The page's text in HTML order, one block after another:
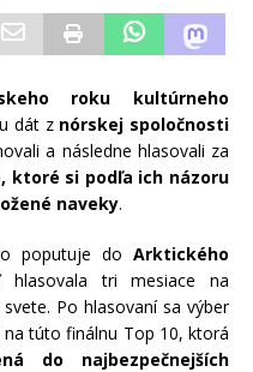
roku kultúrneho
dát z nórskej spoločnosti
a následne hlasovali za
ktoré si podľa ich názoru
naveky.
poputuje do Arktického
hlasovala tri mesiace na
Po hlasovaní sa výber
túto finálnu Top 10, ktorá
do najbezpečnejších